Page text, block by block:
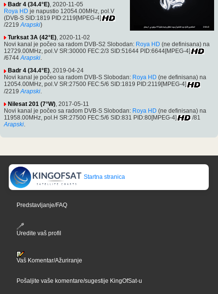
Badr 4 (34.4°E) , 2020-11-05
Roya HD je napustio 12054.00MHz, pol.V
(DVB-S SID:1819 PID:2119[MPEG-4]
/2219 Arapski)
Turksat 3A (42°E), 2020-11-02
Novi kanal je počeo sa radom DVB-S2 Slobodan: Roya HD (ne definisana) na
12729.00MHz, pol.V SR:30000 FEC:2/3 SID:51644 PID:6644[MPEG-4]
/6744 Arapski.
Badr 4 (34.4°E), 2019-04-24
Novi kanal je počeo sa radom DVB-S Slobodan: Roya HD (ne definisana) na
12054.00MHz, pol.V SR:27500 FEC:5/6 SID:1819 PID:2119[MPEG-4]
/2219 Arapski
Nilesat 201 (7°W) , 2017-05-11
Novi kanal je počeo sa radom DVB-S Slobodan: Roya HD (ne definisana) na
11958.00MHz, pol.H SR:27500 FEC:5/6 SID:831 PID:80[MPEG-4]
/81
Arapski.
Startna stranica
Predstavljanje/FAQ
Uredite vaš profil
Vaš Komentar/Ažuriranje
Pošaljite vaše komentare/sugestije KingOfSat-u